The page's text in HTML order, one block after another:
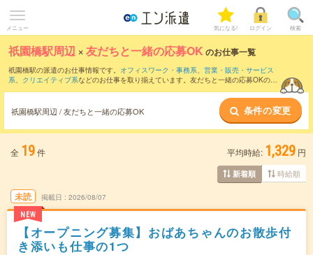
メニュー 気になる! ログイン 検索
祇園橋駅周辺 ×友だちと一緒の応募OK のお仕事一覧
祇園橋駅の派遣のお仕事情報です。 オフィスワーク・事務系、 営業・販売・サービス
系、 クリエイティブ系などのお仕事を取り揃えています。友だちと一緒の応募OKの条
祇園橋駅周辺 / 友だちと一緒の応募OK 条件の変更
全 19件 平均時給: 1,329 円
新着順 時給順
未読
NEW
掲載日 2026/08/07
【オープニング募集】おばあちゃんのお散歩付
き添いも仕事の1つ